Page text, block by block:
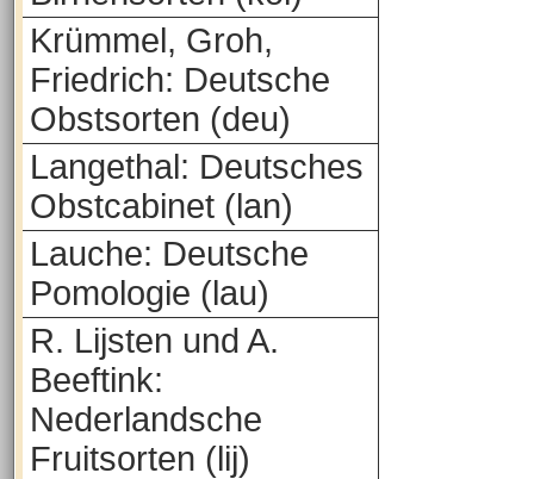
Krümmel, Groh,
Friedrich: Deutsche
Obstsorten (deu)
Langethal: Deutsches
Obstcabinet (lan)
Lauche: Deutsche
Pomologie (lau)
R. Lijsten und A.
Beeftink:
Nederlandsche
Fruitsorten (lij)